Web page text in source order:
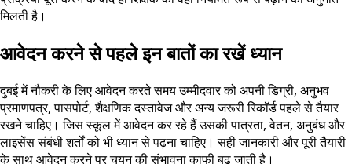
मिलती है।
आवेदन करने से पहले इन बातों का रखें ध्यान
दुबई में नौकरी के लिए आवेदन करते समय उम्मीदवार को अपनी डिग्री, अनुभव
प्रमाणपत्र, पासपोर्ट, शैक्षणिक दस्तावेज और अन्य जरूरी रिकॉर्ड पहले से तैयार
रखने चाहिए। जिस स्कूल में आवेदन कर रहे हैं उसकी पात्रता, वेतन, अनुबंध और
लाइसेंस संबंधी शर्तों को भी ध्यान से पढ़ना चाहिए। सही जानकारी और पूरी तैयारी
के साथ आवेदन करने पर चयन की संभावना काफी बढ़ जाती है।